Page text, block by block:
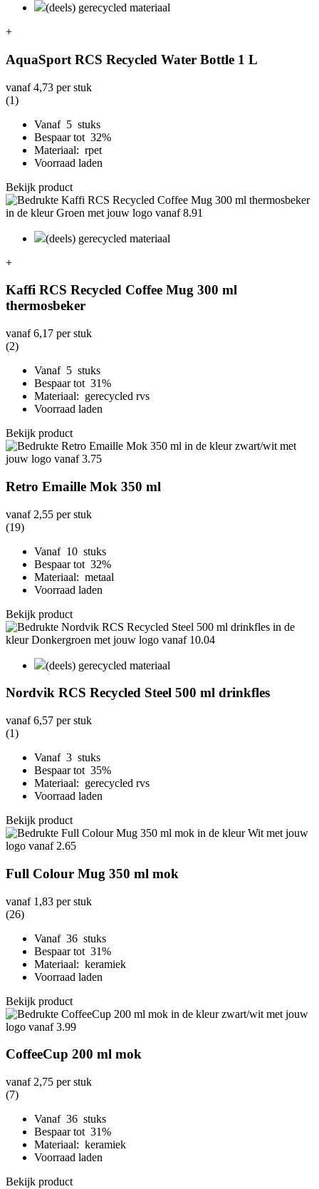
(deels) gerecycled materiaal
+
AquaSport RCS Recycled Water Bottle 1 L
vanaf4,73 per stuk
(1)
Vanaf 5 stuks
Bespaar tot 32%
Materiaal: rpet
Voorraad laden
Bekijk product
(deels) gerecycled materiaal
+
Kaffi RCS Recycled Coffee Mug 300 ml
thermosbeker
vanaf6,17 per stuk
(2)
Vanaf 5 stuks
Bespaar tot 31%
Materiaal: gerecycled rvs
Voorraad laden
Bekijk product
Retro Emaille Mok 350 ml
vanaf 2,55 per stuk
(19)
Vanaf 10 stuks
Bespaar tot 32%
Materiaal: metaal
Voorraad laden
Bekijk product
(deels) gerecycled materiaal
Nordvik RCS Recycled Steel 500 ml drinkfles
vanaf6,57 per stuk
(1)
Vanaf 3 stuks
Bespaar tot 35%
Materiaal: gerecycled rvs
Voorraad laden
Bekijk product
Full Colour Mug 350 ml mok
vanaf 1,83 per stuk
(26)
Vanaf 36 stuks
Bespaar tot 31%
Materiaal: keramiek
Voorraad laden
Bekijk product
CoffeeCup 200 ml mok
vanaf 2,75 per stuk
(7)
Vanaf 36 stuks
Bespaar tot 31%
Materiaal: keramiek
Voorraad laden
Bekijk product